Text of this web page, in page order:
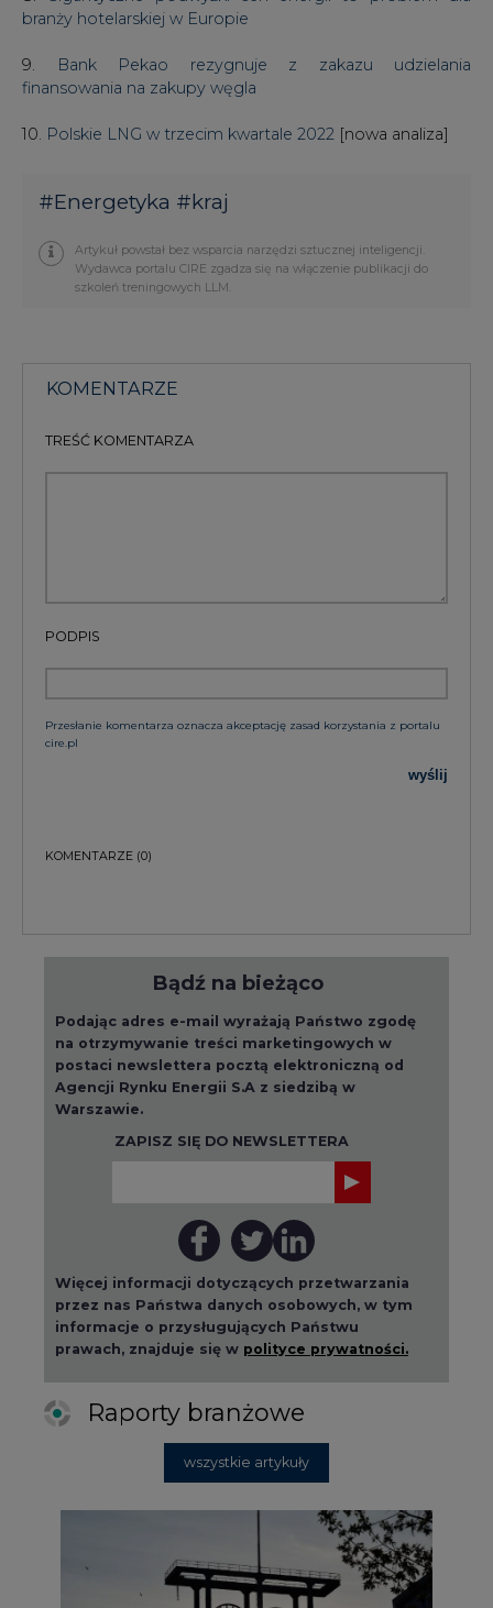
branży hotelarskiej w Europie
9.
Bank Pekao rezygnuje z zakazu udzielania
finansowania na zakupy węgla
10. Polskie LNG w trzecim kwartale 2022 [nowa analiza]
#Energetyka #kraj
Artykuł powstał bez wsparcia narzędzi sztucznej inteligencji.
Wydawca portalu CIRE zgadza się na włączenie publikacji do
szkoleń treningowych LLM.
KOMENTARZE
TREŚĆ KOMENTARZA
PODPIS
Przesłanie komentarza oznacza akceptację zasad korzystania z portalu
cire.pl
wyślij
KOMENTARZE (0)
Bądź na bieżąco
Podając adres e-mail wyrażają Państwo zgodę
na otrzymywanie treści marketingowych w
postaci newslettera pocztą elektroniczną od
Agencji Rynku Energii S.A z siedzibą w
Warszawie.
ZAPISZ SIĘ DO NEWSLETTERA
Więcej informacji dotyczących przetwarzania
przez nas Państwa danych osobowych, w tym
informacje o przysługujących Państwu
prawach, znajduje się w polityce prywatności.
Raporty branżowe
wszystkie artykuły